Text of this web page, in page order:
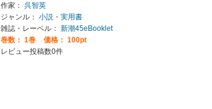
作家： 呉智英
ジャンル： 小説・実用書
雑誌・レーベル： 新潮45eBooklet
巻数： 1巻
価格： 100pt
レビュー投稿数0件